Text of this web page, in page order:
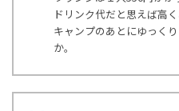
ドリンク代だと思えば高く
キャンプのあとにゆっく
か。